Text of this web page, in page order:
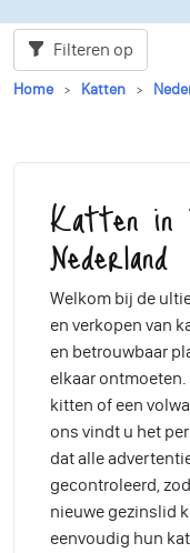
Filteren op
Home Katten
Katten in
Nederland
Welkom bij de
en verkopen van
en betrouwbaar
elkaar
kitten of een
ons vindt u het
dat alle
gecontroleerd,
nieuwe gezinslid
eenvoudig hun